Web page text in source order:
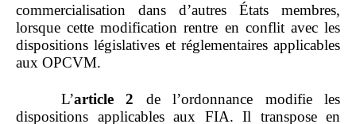
commercialisation dans d’autres États membres,
lorsque cette modification rentre en conflit avec les
dispositions législatives et réglementaires applicables
aux OPCVM.
L’article 2 de l’ordonnance modifie les
dispositions applicables aux FIA. Il transpose en